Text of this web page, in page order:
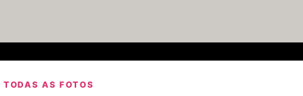
TODAS AS FOTOS